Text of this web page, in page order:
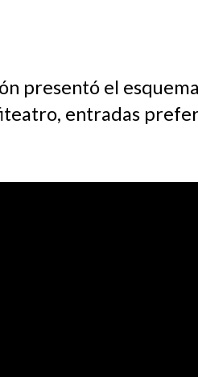
presentó el
entradas